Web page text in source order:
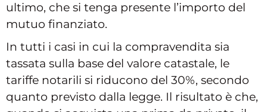
ultimo, che si tenga presente l’importo del
mutuo finanziato.
In tutti i casi in cui la compravendita sia
tassata sulla base del valore catastale, le
tariffe notarili si riducono del 30%, secondo
quanto previsto dalla legge. Il risultato è che,